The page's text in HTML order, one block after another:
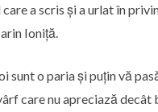
care a scris și a urlat în
Ioniță.
sunt o paria și puțin vă
care nu apreciază decât